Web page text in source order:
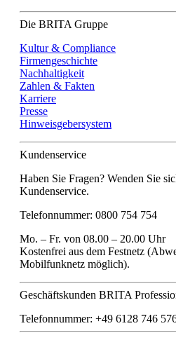
Die BRITA Gruppe
Kultur & Compliance
Firmengeschichte
Nachhaltigkeit
Zahlen & Fakten
Karriere
Presse
Hinweisgebersystem
Kundenservice
Haben Sie Fragen? Wenden Sie
Kundenservice.
Telefonnummer: 0800 754 754
Mo. – Fr. von 08.00 – 20.00 Uhr
Kostenfrei aus dem Festnetz
Mobilfunknetz möglich).
Geschäftskunden BRITA
Telefonnummer: +49 6128 746